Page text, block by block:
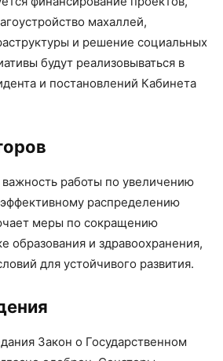
махаллей,
и решение социальных
будут реализовываться в
и постановлений Кабинета
работы по увеличению
распределению
меры по сокращению
образования и здравоохранения,
для устойчивого развития.
Закон о Государственном